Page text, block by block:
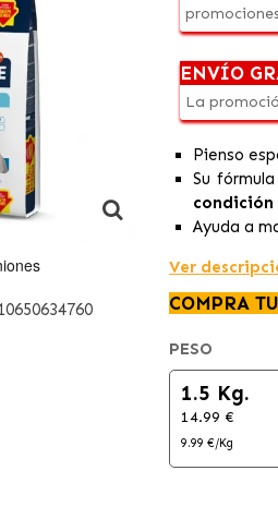
ENVÍO
La
Pienso
Su
condición
Ayuda a
Ver
COMPRA
PESO
1.5 Kg.
14.99 €
9.99 €/Kg